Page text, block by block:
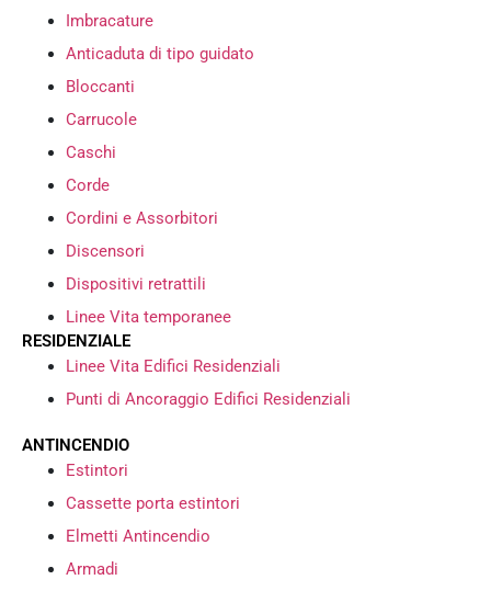
Imbracature
Anticaduta di tipo guidato
Bloccanti
Carrucole
Caschi
Corde
Cordini e Assorbitori
Discensori
Dispositivi retrattili
Linee Vita temporanee
RESIDENZIALE
Linee Vita Edifici Residenziali
Punti di Ancoraggio Edifici Residenziali
ANTINCENDIO
Estintori
Cassette porta estintori
Elmetti Antincendio
Armadi